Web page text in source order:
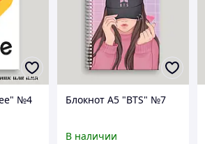
№4 Блокнот А5 "BTS" №7
В наличии